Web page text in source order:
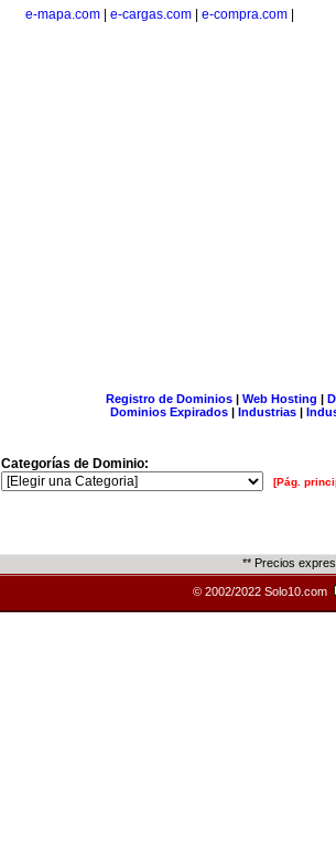
e-mapa.com
e-cargas.com e-compra.com
Registro de Dominios| Web Hosting |
Dominios Expirados | Industrias |
Categorías de Dominio:
[Pág.
** Precios
© 2002/2022 Solo10.com